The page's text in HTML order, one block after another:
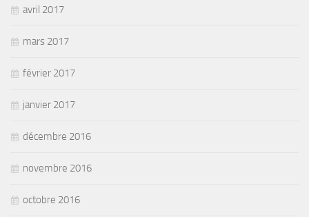
avril 2017
mars 2017
février 2017
janvier 2017
décembre 2016
novembre 2016
octobre 2016